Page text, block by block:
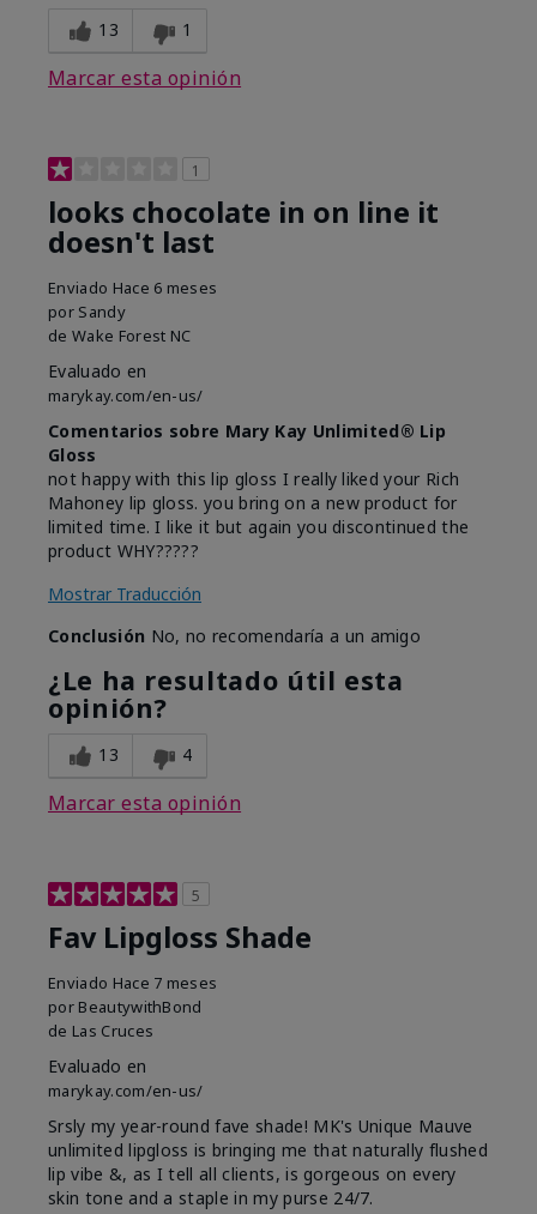
13 1
Marcar esta opinión
1
looks chocolate in on line it
doesn't last
Enviado Hace 6 meses
por Sandy
de Wake Forest NC
Evaluado en
marykay.com/en-us/
Comentarios sobre Mary Kay Unlimited® Lip
Gloss
not happy with this lip gloss I really liked your Rich
Mahoney lip gloss. you bring on a new product for
limited time. I like it but again you discontinued the
product WHY?????
Mostrar Traducción
Conclusión No, no recomendaría a un amigo
¿Le ha resultado útil esta
opinión?
13 4
Marcar esta opinión
5
Fav Lipgloss Shade
Enviado Hace 7 meses
por BeautywithBond
de Las Cruces
Evaluado en
marykay.com/en-us/
Srsly my year-round fave shade! MK's Unique Mauve
unlimited lipgloss is bringing me that naturally flushed
lip vibe &, as I tell all clients, is gorgeous on every
skin tone and a staple in my purse 24/7.